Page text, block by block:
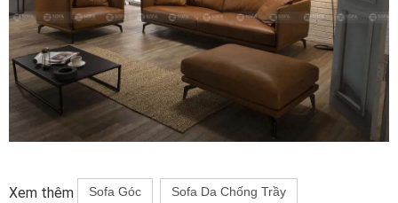
Xem thêm Sofa Góc Sofa Da Chống Trầy